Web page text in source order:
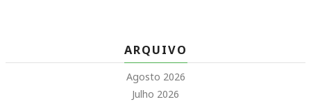
ARQUIVO
Agosto 2026
Julho 2026